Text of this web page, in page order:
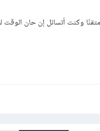
وكنت أتسائل إن حان الوقت